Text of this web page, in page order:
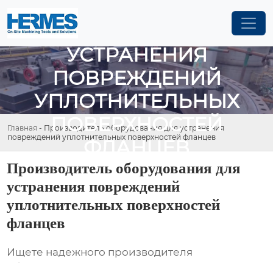
ПРОИЗВОДИТЕЛЬ
ОБОРУДОВАНИЯ ДЛЯ
УСТРАНЕНИЯ
ПОВРЕЖДЕНИЙ
УПЛОТНИТЕЛЬНЫХ
ПОВЕРХНОСТЕЙ
ФЛАНЦЕВ
Главная - Производитель оборудования для устранения
повреждений уплотнительных поверхностей фланцев
Производитель оборудования для
устранения повреждений
уплотнительных поверхностей
фланцев
Ищете надежного производителя